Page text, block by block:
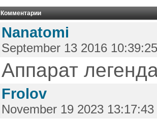
Комментарии
Nanatomi
September 13 2016 10:39:25
Аппарат
Frolov
November 19 2023 13:17:43